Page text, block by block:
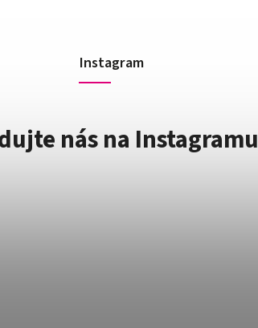
Instagram
nás na Instagramu